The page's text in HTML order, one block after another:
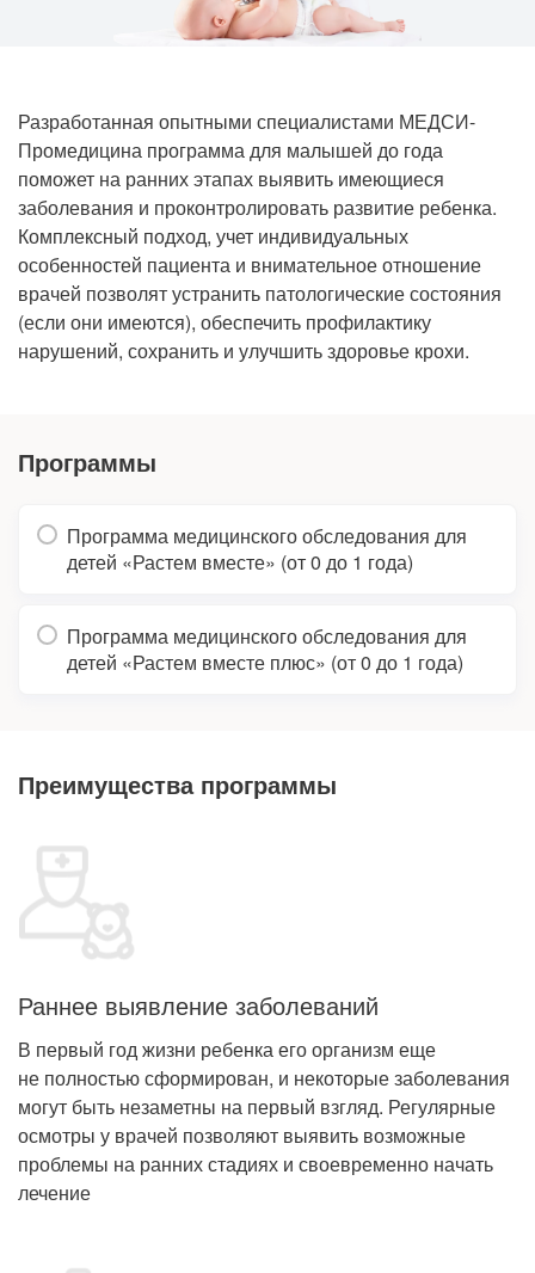
Рентгенология
Разработанная опытными специалистами МЕДСИ-
Промедицина программа для малышей до года
поможет на ранних этапах выявить имеющиеся
заболевания и проконтролировать развитие ребенка.
Комплексный подход, учет индивидуальных
особенностей пациента и внимательное отношение
врачей позволят устранить патологические состояния
(если они имеются), обеспечить профилактику
нарушений, сохранить и улучшить здоровье крохи.
Программы
Программа медицинского обследования для
детей «Растем вместе» (от 0 до 1 года)
Программа медицинского обследования для
детей «Растем вместе плюс» (от 0 до 1 года)
Преимущества программы
Раннее выявление заболеваний
В первый год жизни ребенка его организм еще
не полностью сформирован, и некоторые заболевания
могут быть незаметны на первый взгляд. Регулярные
осмотры у врачей позволяют выявить возможные
проблемы на ранних стадиях и своевременно начать
лечение